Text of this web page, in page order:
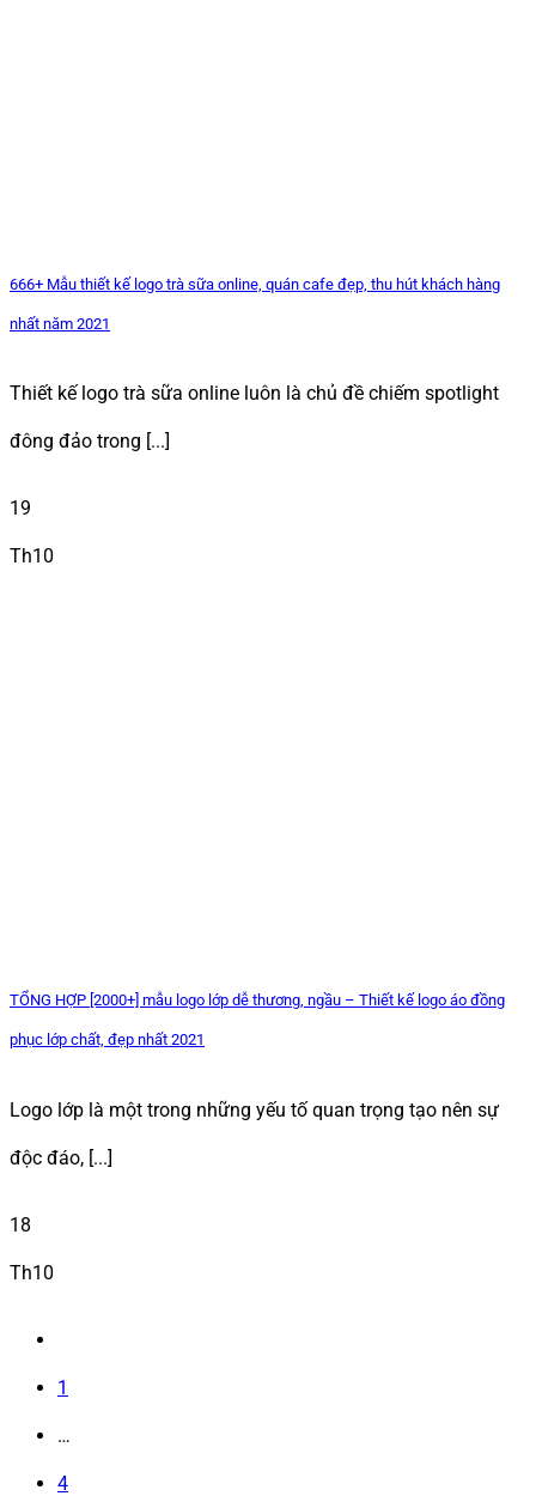
666+ Mẫu thiết kế logo trà sữa online, quán cafe đẹp, thu hút khách hàng
nhất năm 2021
Thiết kế logo trà sữa online luôn là chủ đề chiếm spotlight
đông đảo trong [...]
19
Th10
TỔNG HỢP [2000+] mẫu logo lớp dễ thương, ngầu – Thiết kế logo áo đồng
phục lớp chất, đẹp nhất 2021
Logo lớp là một trong những yếu tố quan trọng tạo nên sự
độc đáo, [...]
18
Th10
1
…
4